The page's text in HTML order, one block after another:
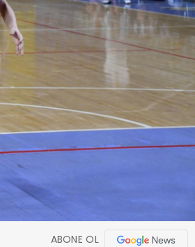
ABONE OL